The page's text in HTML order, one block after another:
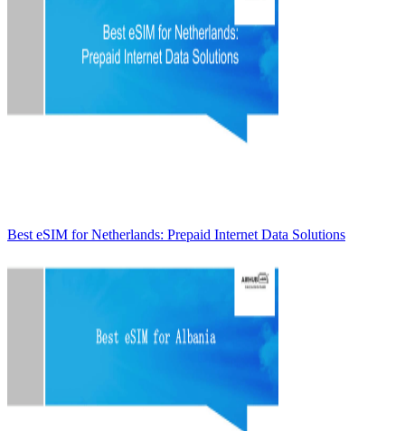
Best eSIM for Netherlands: Prepaid Internet Data Solutions